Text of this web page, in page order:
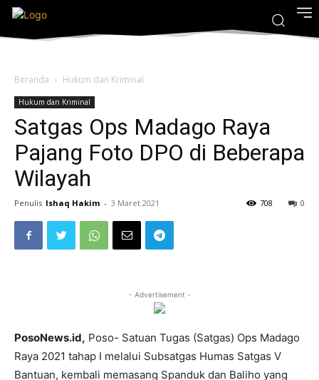
Beranda Hukum dan Kriminal
Hukum dan Kriminal
Satgas Ops Madago Raya
Pajang Foto DPO di Beberapa
Wilayah
Penulis Ishaq Hakim - 3 Maret 2021 0
708
- Advertisement -
PosoNews.id, Poso- Satuan Tugas (Satgas) Ops Madago
Raya 2021 tahap I melalui Subsatgas Humas Satgas V
Bantuan, kembali memasang Spanduk dan Baliho yang